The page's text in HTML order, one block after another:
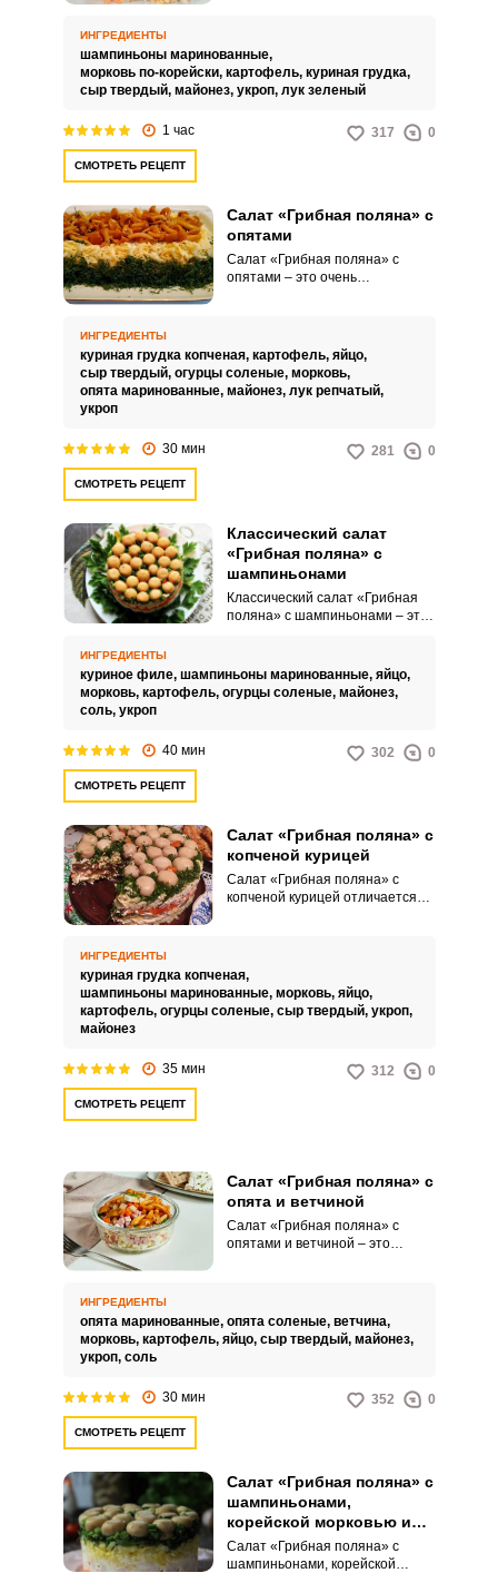
закуска приятно удивит вас
своим ярким видом и точно не
задержится долго на вашем
столе.
ИНГРЕДИЕНТЫ
шампиньоны маринованные,
морковь по-корейски, картофель, куриная грудка,
сыр твердый, майонез, укроп, лук зеленый
1 час 317 0
СМОТРЕТЬ РЕЦЕПТ
Салат «Грибная поляна» с
опятами
Салат «Грибная поляна» с
опятами – это очень
праздничное меню. Такой салат
с хрустящими опятами станет
настоящим украшением вашего
ИНГРЕДИЕНТЫ
куриная грудка копченая, картофель, яйцо,
сыр твердый, огурцы соленые, морковь,
опята маринованные, майонез, лук репчатый,
укроп
30 мин 281 0
СМОТРЕТЬ РЕЦЕПТ
Классический салат
«Грибная поляна» с
шампиньонами
Классический салат «Грибная
поляна» с шампиньонами – это
праздничного стола. Такой
салат примечателен
ИНГРЕДИЕНТЫ
куриное филе, шампиньоны маринованные, яйцо,
морковь, картофель, огурцы соленые, майонез,
соль, укроп
40 мин 302 0
СМОТРЕТЬ РЕЦЕПТ
Салат «Грибная поляна» с
копченой курицей
Салат «Грибная поляна» с
копченой курицей отличается
Такой кулинарный вариант
идеально подходит для
праздничного стола.
ИНГРЕДИЕНТЫ
куриная грудка копченая,
шампиньоны маринованные, морковь, яйцо,
картофель, огурцы соленые, сыр твердый, укроп,
майонез
35 мин 312 0
СМОТРЕТЬ РЕЦЕПТ
Салат «Грибная поляна» с
опята и ветчиной
Салат «Грибная поляна» с
опятами и ветчиной – это
уникальный вкусовой букет.
Сочный салат из свежих овощей
и зелени дополняет
ИНГРЕДИЕНТЫ
опята маринованные, опята соленые, ветчина,
морковь, картофель, яйцо, сыр твердый, майонез,
укроп, соль
30 мин 352 0
СМОТРЕТЬ РЕЦЕПТ
Салат «Грибная поляна» с
шампиньонами,
корейской морковью и
копченой курицей
Салат «Грибная поляна» с
шампиньонами, корейской
Забыли пароль?